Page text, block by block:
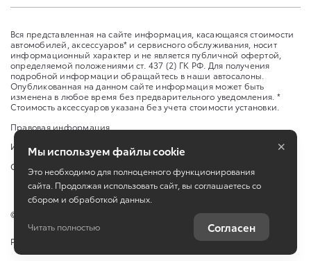
Вся представленная на сайте информация, касающаяся стоимости
автомобилей, аксессуаров* и сервисного обслуживания, носит
информационный характер и не является публичной офертой,
определяемой положениями ст. 437 (2) ГК РФ. Для получения
подробной информации обращайтесь в наши автосалоны.
Опубликованная на данном сайте информация может быть
изменена в любое время без предварительного уведомления. *
Стоимость аксессуаров указана без учета стоимости установки.
Правовая информация
Изменить настройку cookies
Сбросить cookie
©
Работает на технологиях
Мы используем файлы cookie
Это необходимо для полноценного функционирования
сайта. Продолжая использовать сайт, вы соглашаетесь со
сбором и обработкой данных.
Читать полностью Согласен
×